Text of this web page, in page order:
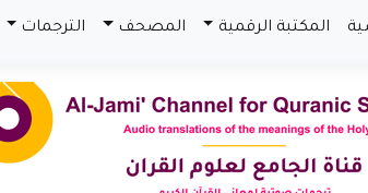
المكتبة الرقمية المصحف الترجمات